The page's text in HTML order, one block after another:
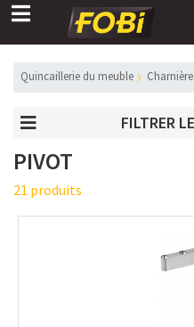
Quincaillerie du meuble
FILTRER
PIVOT
21 produits